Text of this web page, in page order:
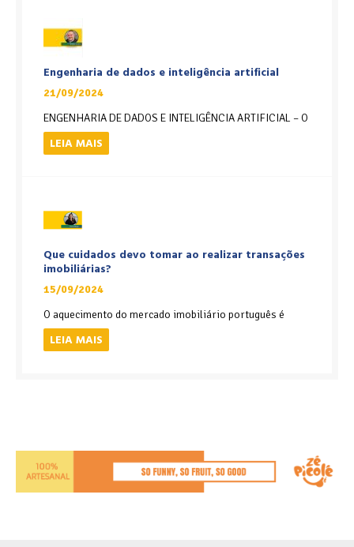
Engenharia de dados e inteligência artificial
21/09/2024
ENGENHARIA DE DADOS E INTELIGÊNCIA ARTIFICIAL – O
LEIA MAIS
Que cuidados devo tomar ao realizar transações
imobiliárias?
15/09/2024
O aquecimento do mercado imobiliário português é
LEIA MAIS